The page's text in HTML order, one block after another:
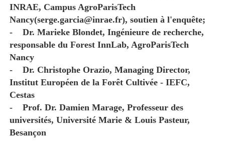
INRAE, Campus AgroParisTech
Nancy(serge.garcia@inrae.fr), soutien à l'enquête;
- Dr. Marieke Blondet, Ingénieure de recherche,
responsable du Forest InnLab, AgroParisTech
Nancy
- Dr. Christophe Orazio, Managing Director,
Institut Européen de la Forêt Cultivée - IEFC,
Cestas
- Prof. Dr. Damien Marage, Professeur des
universités, Université Marie & Louis Pasteur,
Besançon